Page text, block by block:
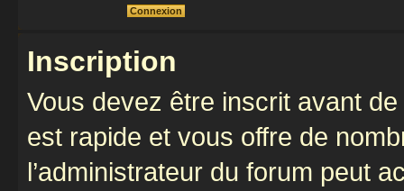
Inscription
Vous devez être inscrit avant
est rapide et vous offre de
l’administrateur du forum peut